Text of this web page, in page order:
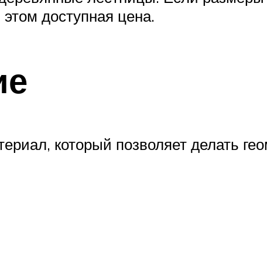
доступная цена.
который позволяет делать